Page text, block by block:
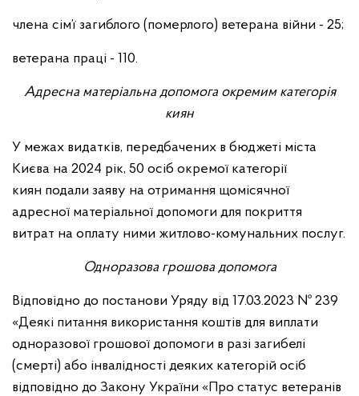
члена сім’ї загиблого (померлого) ветерана війни - 25;
ветерана праці - 110.
Адресна матеріальна допомога окремим категорія
киян
У межах видатків, передбачених в бюджеті міста
Києва на 2024 рік, 50 осіб окремої категорії
киян подали заяву на отримання щомісячної
адресної матеріальної допомоги для покриття
витрат на оплату ними житлово-комунальних послуг.
Одноразова грошова допомога
Відповідно до постанови Уряду від 17.03.2023 № 239
«Деякі питання використання коштів для виплати
одноразової грошової допомоги в разі загибелі
(смерті) або інвалідності деяких категорій осіб
відповідно до Закону України «Про статус ветеранів